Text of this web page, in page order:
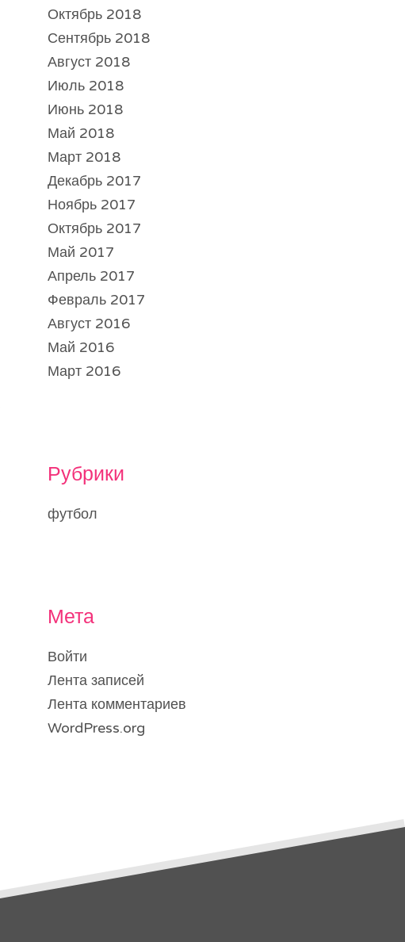
Октябрь 2018
Сентябрь 2018
Август 2018
Июль 2018
Июнь 2018
Май 2018
Март 2018
Декабрь 2017
Ноябрь 2017
Октябрь 2017
Май 2017
Апрель 2017
Февраль 2017
Август 2016
Май 2016
Март 2016
Рубрики
футбол
Мета
Войти
Лента записей
Лента комментариев
WordPress.org